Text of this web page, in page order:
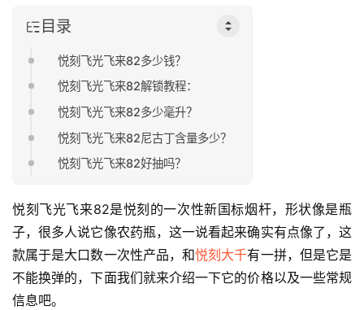
目录
悦刻飞光飞来82多少钱？
悦刻飞光飞来82解锁教程：
悦刻飞光飞来82多少毫升？
悦刻飞光飞来82尼古丁含量多少？
悦刻飞光飞来82好抽吗？
悦刻飞光飞来82是悦刻的一次性新国标烟杆，形状像是瓶
子，很多人说它像农药瓶，这一说看起来确实有点像了，这
款属于是大口数一次性产品，和悦刻大千有一拼，但是它是
不能换弹的，下面我们就来介绍一下它的价格以及一些常规
信息吧。